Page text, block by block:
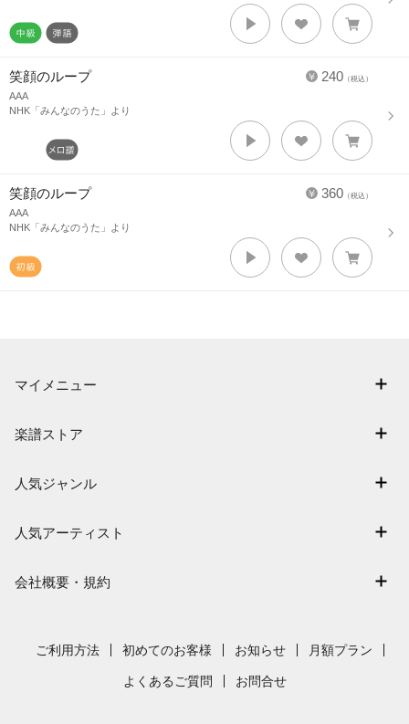
240 （税込）
笑顔のループ
AAA
NHK「みんなのうた」より
360 （税込）
笑顔のループ
AAA
NHK「みんなのうた」より
マイメニュー
退会はこちら
楽譜ストア
難易度別に探す
まもなく配信
人気ジャンル
保育
発表会
人気アーティスト
新沢としひこ
会社概要・規約
採用情報
ご利用方法 初めてのお客様 お知らせ 月額プラン
よくあるご質問 お問合せ